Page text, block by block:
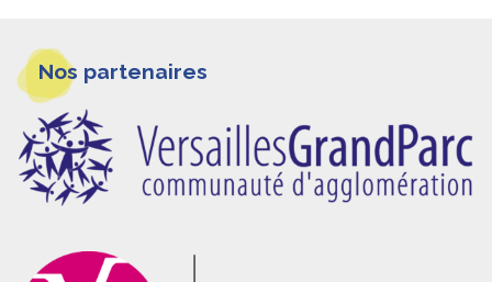
Informations
pieds
de
page
Nos partenaires